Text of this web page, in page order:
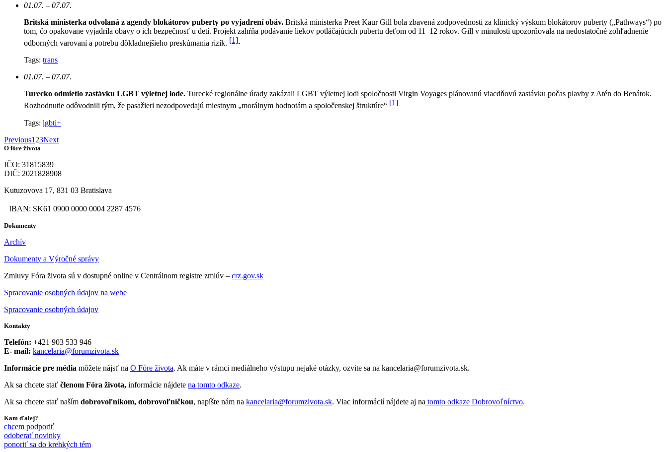
01.07. – 07.07.
Britská ministerka odvolaná z agendy blokátorov puberty po vyjadrení obáv. Britská ministerka Preet Kaur Gill bola zbavená zodpovednosti za klinický výskum blokátorov puberty („Pathways“) po
tom, čo opakovane vyjadrila obavy o ich bezpečnosť u detí. Projekt zahŕňa podávanie liekov potláčajúcich pubertu deťom od 11–12 rokov. Gill v minulosti upozorňovala na nedostatočné zohľadnenie
odborných varovaní a potrebu dôkladnejšieho preskúmania rizík. [1]
Tags: trans
01.07. – 07.07.
Turecko odmietlo zastávku LGBT výletnej lode. Turecké regionálne úrady zakázali LGBT výletnej lodi spoločnosti Virgin Voyages plánovanú viacdňovú zastávku počas plavby z Atén do Benátok.
Rozhodnutie odôvodnili tým, že pasažieri nezodpovedajú miestnym „morálnym hodnotám a spoločenskej štruktúre“ [1]
Tags: lgbti+
Previous1 23Next
O fóre života
IČO: 31815839
DIČ: 2021828908
Kutuzovova 17, 831 03 Bratislava
IBAN: SK61 0900 0000 0004 2287 4576
Dokumenty
Archív
Dokumenty a Výročné správy
Zmluvy Fóra života sú v dostupné online v Centrálnom registre zmlúv – crz.gov.sk
Spracovanie osobných údajov na webe
Spracovanie osobných údajov
Kontakty
Telefón: +421 903 533 946
E- mail: kancelaria@forumzivota.sk
Informácie pre média môžete nájsť na O Fóre života. Ak máte v rámci mediálneho výstupu nejaké otázky, ozvite sa na kancelaria@forumzivota.sk.
Ak sa chcete stať členom Fóra života, informácie nájdete na tomto odkaze.
Ak sa chcete stať naším dobrovoľníkom, dobrovoľníčkou, napíšte nám na kancelaria@forumzivota.sk. Viac informácií nájdete aj na tomto odkaze Dobrovoľníctvo.
Kam ďalej?
chcem podporiť
odoberať novinky
ponoriť sa do krehkých tém